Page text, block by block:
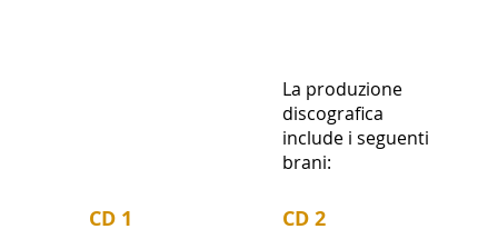
La produzione
discografica
include i seguenti
brani:
CD 1 CD 2